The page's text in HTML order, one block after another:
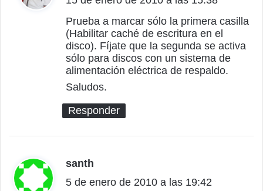
c
e
:
Prueba a marcar sólo la primera casilla
(Habilitar caché de escritura en el
disco). Fíjate que la segunda se activa
sólo para discos con un sistema de
alimentación eléctrica de respaldo.
Saludos.
Responder
santh
i
5 de enero de 2010 a las 19:42